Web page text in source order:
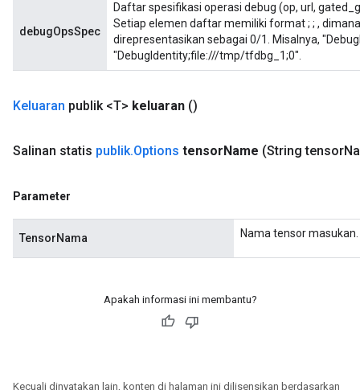
debugOpsSpec
Daftar spesifikasi operasi debug (op, url,
Setiap elemen daftar memiliki format; ; ,
direpresentasikan sebagai 0/1. Misalnya,
"DebugIdentity;file:///tmp/tfdbg_1;0".
Keluaran publik <T> keluaran ()
Salinan statis publik.Options tensorName (String tensor
Parameter
TensorNama Nama tensor masukan.
Apakah informasi ini membantu?
Kecuali dinyatakan lain, konten di halaman ini dilisensikan berdasarkan